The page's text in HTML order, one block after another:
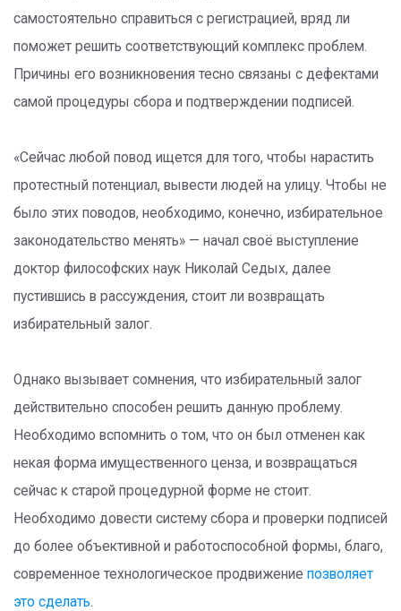
самостоятельно справиться с регистрацией, вряд ли
поможет решить соответствующий комплекс проблем.
Причины его возникновения тесно связаны с дефектами
самой процедуры сбора и подтверждении подписей.
«Сейчас любой повод ищется для того, чтобы нарастить
протестный потенциал, вывести людей на улицу. Чтобы не
было этих поводов, необходимо, конечно, избирательное
законодательство менять» — начал своё выступление
доктор философских наук Николай Седых, далее
пустившись в рассуждения, стоит ли возвращать
избирательный залог.
Однако вызывает сомнения, что избирательный залог
действительно способен решить данную проблему.
Необходимо вспомнить о том, что он был отменен как
некая форма имущественного ценза, и возвращаться
сейчас к старой процедурной форме не стоит.
Необходимо довести систему сбора и проверки подписей
до более объективной и работоспособной формы, благо,
современное технологическое продвижение позволяет
это сделать.